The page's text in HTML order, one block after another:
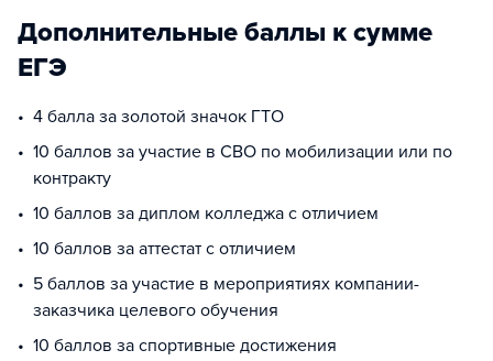
Дополнительные баллы к сумме
ЕГЭ
4 балла за золотой значок ГТО
10 баллов за участие в СВО по мобилизации или по
контракту
10 баллов за диплом колледжа с отличием
10 баллов за аттестат с отличием
5 баллов за участие в мероприятиях компании-
заказчика целевого обучения
10 баллов за спортивные достижения